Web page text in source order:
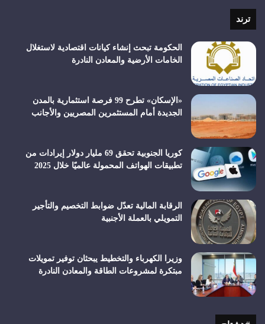
ترند
الحكومة تبحث إنشاء كيانات اقتصادية لاستغلال
الخامات الأرضية والمعادن النادرة
«الإسكان» تطرح 99 فرصة استثمارية بالمدن
الجديدة أمام المستثمرين المصريين والأجانب
كوريا الجنوبية تحقق 69 مليار دولار إيرادات من
تطبيقات الهواتف المحمولة عالميًا خلال 2025
الرقابة المالية تعدّل ضوابط التخصيم والتأجير
التمويلي بالعملة الأجنبية
وزيرا الكهرباء والتخطيط يبحثان توفير تمويلات
مبتكرة لمشروعات الطاقة والمعادن النادرة